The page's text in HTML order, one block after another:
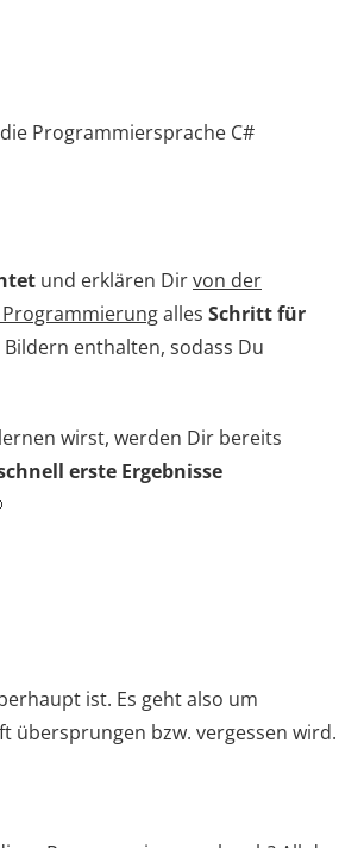
Programmiersprache C#
und erklären Dirvon der
alles Schritt für
enthalten, sodass Du
wirst, werden Dir bereits
erste Ergebnisse
ist. Es geht also um
übersprungen bzw. vergessen wird.